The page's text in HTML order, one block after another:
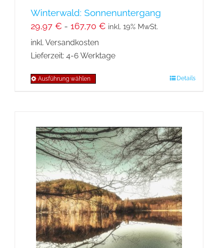
Winterwald: Sonnenuntergang
29,97 € - 167,70 € inkl. 19% MwSt.
inkl. Versandkosten
Lieferzeit: 4-6 Werktage
Ausführung wählen
mehrere
Varianten
auf.
Die
Optionen
können
auf
der
Produktseite
Details